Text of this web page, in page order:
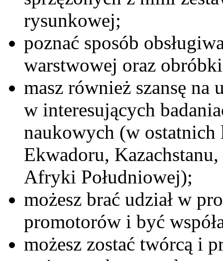
rysunkowej;
poznać sposób
warstwowej oraz
masz również szansę
w interesujących
naukowych (w ostatnich
Ekwadoru,
Afryki Południowej);
możesz brać udział w
promotorów i być
możesz zostać twórcą i